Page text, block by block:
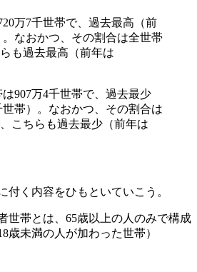
万7千世帯で、過去最高（前
。なおかつ、その割合は全世帯
も過去最高（前年は
は907万4千世帯で、過去最少
世帯）。なおかつ、その割合は
こちらも過去最少（前年は
付く内容をひもといていこう。
世帯とは、65歳以上の人のみで構成
歳未満の人が加わった世帯）